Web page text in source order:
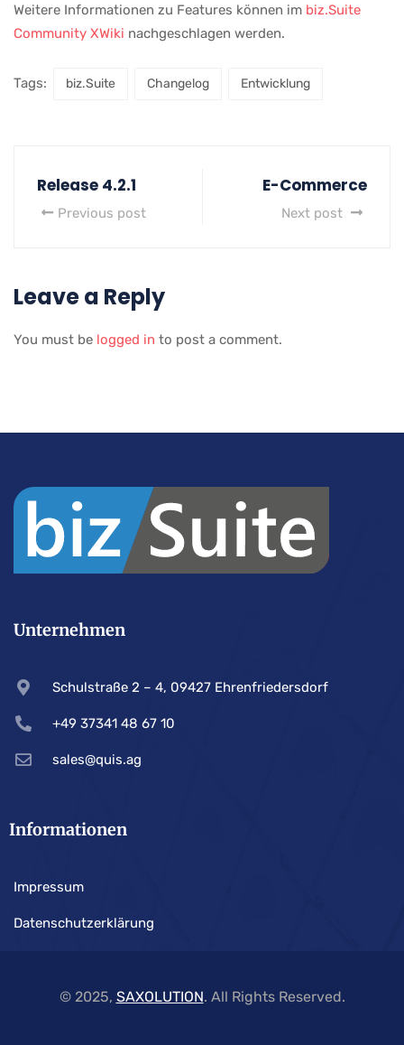
Weitere Informationen zu Features können im biz.Suite
Community XWiki nachgeschlagen werden.
Tags: biz.Suite Changelog Entwicklung
Release 4.2.1
Previous post
E-Commerce
Next post
Leave a Reply
You must be logged in to post a comment.
Unternehmen
Schulstraße 2 – 4, 09427 Ehrenfriedersdorf
+49 37341 48 67 10
sales@quis.ag
Informationen
Impressum
Datenschutzerklärung
© 2025, SAXOLUTION. All Rights Reserved.